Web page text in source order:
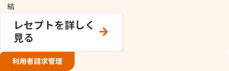
結
レセプトを詳しく
見る
利用者請求管理